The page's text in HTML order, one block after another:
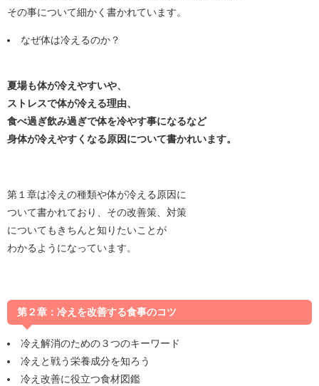
その事について細かく書かれています。
なぜ体は冷えるのか？
夏場も体が冷えやすいや、
ストレスで体が冷える理由、
食べ過ぎ飲み過ぎで体を冷やす事になるなど
身体が冷えやすくなる原因について書かれいます。
第１章は冷えの種類や体が冷える原因に
ついて書かれており、その改善策、対策
についてもきちんと知りたいことが
わかるようになっています。
第２章：冷えを改善する食事のコツ
冷え解消のための３つのキーワード
冷えと戦う栄養成分を知ろう
冷え改善に役立つ食材図鑑